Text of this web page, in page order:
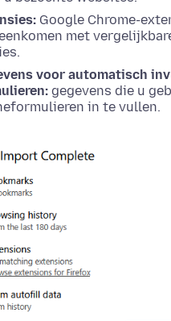
Google Chrome-
met
voor automatisch
gegevens die u
in te vullen.